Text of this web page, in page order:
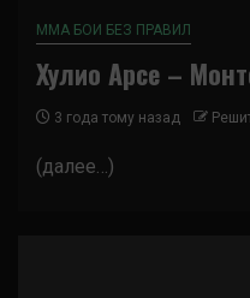
ММА БОИ БЕЗ ПРАВИЛ
Хулио Арсе –
3 года тому назад
(далее…)